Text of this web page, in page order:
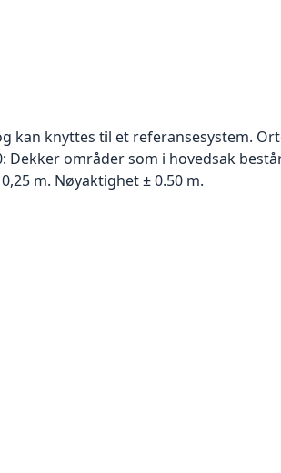
kan knyttes til et referansesystem.
områder som i hovedsak
m. Nøyaktighet ± 0.50 m.